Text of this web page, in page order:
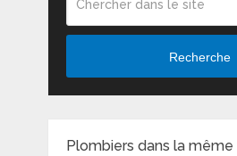
Recherche
Plombiers dans la même